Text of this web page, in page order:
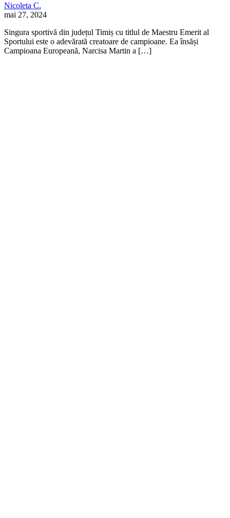
Nicoleta C.
mai 27, 2024
Singura sportivă din județul Timiș cu titlul de Maestru Emerit al
Sportului este o adevărată creatoare de campioane. Ea însăși
Campioana Europeană, Narcisa Martin a […]